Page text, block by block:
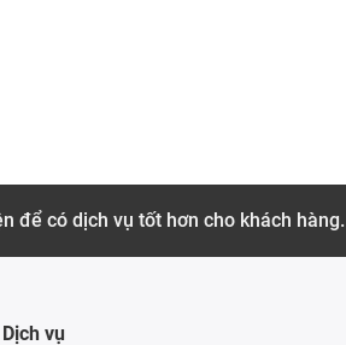
để có dịch vụ tốt hơn cho khách hàng.
Dịch vụ